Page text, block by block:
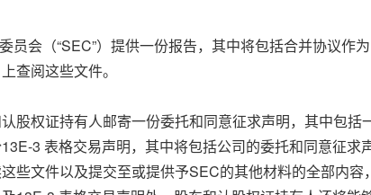
员会（“SEC”）提供一份报告，其中将包括合并协议作
查阅这些文件。
股权证持有人邮寄一份委托和同意征求声明，其中包
3 表格交易声明，其中将包括公司的委托和同意征
些文件以及提交至或提供予SEC的其他材料的全部内